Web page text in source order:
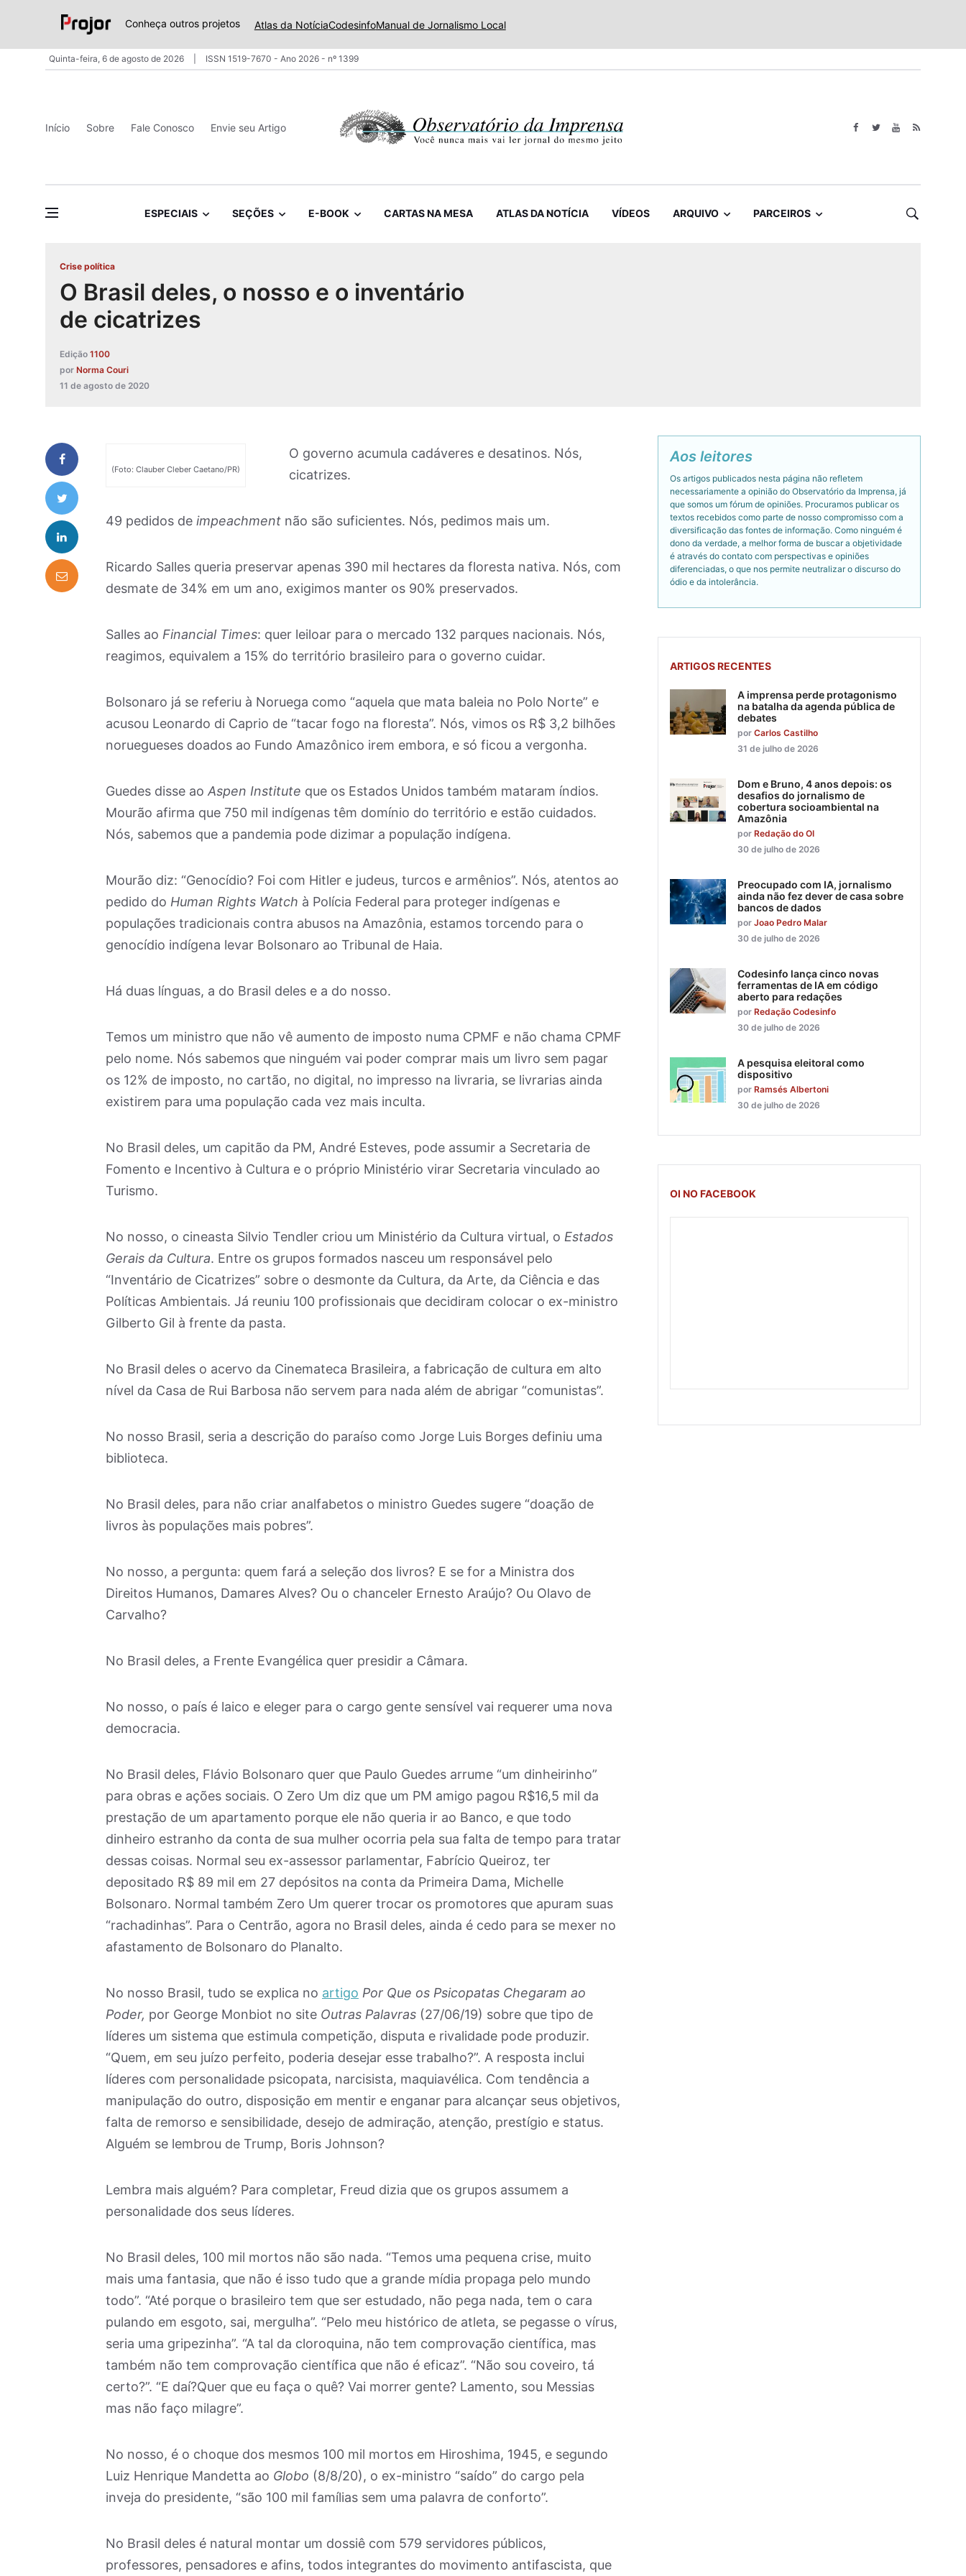
Conheça outros projetos Atlas da NotíciaCodesinfoManual de Jornalismo Local
Quinta-feira, 6 de agosto de 2026 ISSN 1519-7670 - Ano 2026 - nº 1399
Início Sobre Fale Conosco Envie seu Artigo
ESPECIAIS SEÇÕES E-BOOK CARTAS NA MESA ATLAS DA NOTÍCIA VÍDEOS ARQUIVO PARCEIROS
Crise política
O Brasil deles, o nosso e o inventário
de cicatrizes
Edição 1100
por Norma Couri
11 de agosto de 2020
(Foto: Clauber Cleber Caetano/PR)
O governo acumula cadáveres e desatinos. Nós,
cicatrizes.
49 pedidos de impeachment não são suficientes. Nós, pedimos mais um.
Ricardo Salles queria preservar apenas 390 mil hectares da floresta nativa. Nós, com
desmate de 34% em um ano, exigimos manter os 90% preservados.
Salles ao Financial Times: quer leiloar para o mercado 132 parques nacionais. Nós,
reagimos, equivalem a 15% do território brasileiro para o governo cuidar.
Bolsonaro já se referiu à Noruega como “aquela que mata baleia no Polo Norte” e
acusou Leonardo di Caprio de “tacar fogo na floresta”. Nós, vimos os R$ 3,2 bilhões
noruegueses doados ao Fundo Amazônico irem embora, e só ficou a vergonha.
Guedes disse ao Aspen Institute que os Estados Unidos também mataram índios.
Mourão afirma que 750 mil indígenas têm domínio do território e estão cuidados.
Nós, sabemos que a pandemia pode dizimar a população indígena.
Mourão diz: “Genocídio? Foi com Hitler e judeus, turcos e armênios”. Nós, atentos ao
pedido do Human Rights Watch à Polícia Federal para proteger indígenas e
populações tradicionais contra abusos na Amazônia, estamos torcendo para o
genocídio indígena levar Bolsonaro ao Tribunal de Haia.
Há duas línguas, a do Brasil deles e a do nosso.
Temos um ministro que não vê aumento de imposto numa CPMF e não chama CPMF
pelo nome. Nós sabemos que ninguém vai poder comprar mais um livro sem pagar
os 12% de imposto, no cartão, no digital, no impresso na livraria, se livrarias ainda
existirem para uma população cada vez mais inculta.
No Brasil deles, um capitão da PM, André Esteves, pode assumir a Secretaria de
Fomento e Incentivo à Cultura e o próprio Ministério virar Secretaria vinculado ao
Turismo.
No nosso, o cineasta Silvio Tendler criou um Ministério da Cultura virtual, o Estados
Gerais da Cultura. Entre os grupos formados nasceu um responsável pelo
“Inventário de Cicatrizes” sobre o desmonte da Cultura, da Arte, da Ciência e das
Políticas Ambientais. Já reuniu 100 profissionais que decidiram colocar o ex-ministro
Gilberto Gil à frente da pasta.
No Brasil deles o acervo da Cinemateca Brasileira, a fabricação de cultura em alto
nível da Casa de Rui Barbosa não servem para nada além de abrigar “comunistas”.
No nosso Brasil, seria a descrição do paraíso como Jorge Luis Borges definiu uma
biblioteca.
No Brasil deles, para não criar analfabetos o ministro Guedes sugere “doação de
livros às populações mais pobres”.
No nosso, a pergunta: quem fará a seleção dos livros? E se for a Ministra dos
Direitos Humanos, Damares Alves? Ou o chanceler Ernesto Araújo? Ou Olavo de
Carvalho?
No Brasil deles, a Frente Evangélica quer presidir a Câmara.
No nosso, o país é laico e eleger para o cargo gente sensível vai requerer uma nova
democracia.
No Brasil deles, Flávio Bolsonaro quer que Paulo Guedes arrume “um dinheirinho”
para obras e ações sociais. O Zero Um diz que um PM amigo pagou R$16,5 mil da
prestação de um apartamento porque ele não queria ir ao Banco, e que todo
dinheiro estranho da conta de sua mulher ocorria pela sua falta de tempo para tratar
dessas coisas. Normal seu ex-assessor parlamentar, Fabrício Queiroz, ter
depositado R$ 89 mil em 27 depósitos na conta da Primeira Dama, Michelle
Bolsonaro. Normal também Zero Um querer trocar os promotores que apuram suas
“rachadinhas”. Para o Centrão, agora no Brasil deles, ainda é cedo para se mexer no
afastamento de Bolsonaro do Planalto.
No nosso Brasil, tudo se explica no artigo Por Que os Psicopatas Chegaram ao
Poder, por George Monbiot no site Outras Palavras (27/06/19) sobre que tipo de
líderes um sistema que estimula competição, disputa e rivalidade pode produzir.
“Quem, em seu juízo perfeito, poderia desejar esse trabalho?”. A resposta inclui
líderes com personalidade psicopata, narcisista, maquiavélica. Com tendência a
manipulação do outro, disposição em mentir e enganar para alcançar seus objetivos,
falta de remorso e sensibilidade, desejo de admiração, atenção, prestígio e status.
Alguém se lembrou de Trump, Boris Johnson?
Lembra mais alguém? Para completar, Freud dizia que os grupos assumem a
personalidade dos seus líderes.
No Brasil deles, 100 mil mortos não são nada. “Temos uma pequena crise, muito
mais uma fantasia, que não é isso tudo que a grande mídia propaga pelo mundo
todo”. “Até porque o brasileiro tem que ser estudado, não pega nada, tem o cara
pulando em esgoto, sai, mergulha”. “Pelo meu histórico de atleta, se pegasse o vírus,
seria uma gripezinha”. “A tal da cloroquina, não tem comprovação científica, mas
também não tem comprovação científica que não é eficaz”. “Não sou coveiro, tá
certo?”. “E daí?Quer que eu faça o quê? Vai morrer gente? Lamento, sou Messias
mas não faço milagre”.
No nosso, é o choque dos mesmos 100 mil mortos em Hiroshima, 1945, e segundo
Luiz Henrique Mandetta ao Globo (8/8/20), o ex-ministro “saído” do cargo pela
inveja do presidente, “são 100 mil famílias sem uma palavra de conforto”.
No Brasil deles é natural montar um dossiê com 579 servidores públicos,
professores, pensadores e afins, todos integrantes do movimento antifascista, que
Aos leitores
Os artigos publicados nesta página não refletem
necessariamente a opinião do Observatório da Imprensa, já
que somos um fórum de opiniões. Procuramos publicar os
textos recebidos como parte de nosso compromisso com a
diversificação das fontes de informação. Como ninguém é
dono da verdade, a melhor forma de buscar a objetividade
é através do contato com perspectivas e opiniões
diferenciadas, o que nos permite neutralizar o discurso do
ódio e da intolerância.
ARTIGOS RECENTES
A imprensa perde protagonismo
na batalha da agenda pública de
debates
por Carlos Castilho
31 de julho de 2026
Dom e Bruno, 4 anos depois: os
desafios do jornalismo de
cobertura socioambiental na
Amazônia
por Redação do OI
30 de julho de 2026
Preocupado com IA, jornalismo
ainda não fez dever de casa sobre
bancos de dados
por Joao Pedro Malar
30 de julho de 2026
Codesinfo lança cinco novas
ferramentas de IA em código
aberto para redações
por Redação Codesinfo
30 de julho de 2026
A pesquisa eleitoral como
dispositivo
por Ramsés Albertoni
30 de julho de 2026
OI NO FACEBOOK